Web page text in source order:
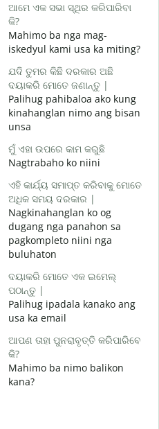
ଆମେ ଏକ ସଭା ସ୍ଥିର କରିପାରିବା
କି?
Mahimo ba nga mag-
iskedyul kami usa ka miting?
ଯଦି ତୁମର କିଛି ଦରକାର ଅଛି
ଦୟାକରି ମୋତେ ଜଣାନ୍ତୁ |
Palihug pahibaloa ako kung
kinahanglan nimo ang bisan
unsa
ମୁଁ ଏହା ଉପରେ କାମ କରୁଛି
Nagtrabaho ko niini
ଏହି କାର୍ଯ୍ୟ ସମାପ୍ତ କରିବାକୁ ମୋତେ
ଅଧିକ ସମୟ ଦରକାର |
Nagkinahanglan ko og
dugang nga panahon sa
pagkompleto niini nga
buluhaton
ଦୟାକରି ମୋତେ ଏକ ଇମେଲ୍
ପଠାନ୍ତୁ |
Palihug ipadala kanako ang
usa ka email
ଆପଣ ତାହା ପୁନରାବୃତ୍ତି କରିପାରିବେ
କି?
Mahimo ba nimo balikon
kana?